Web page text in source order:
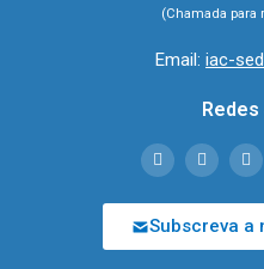
(Chamada para
Email: iac-
Subscreva a